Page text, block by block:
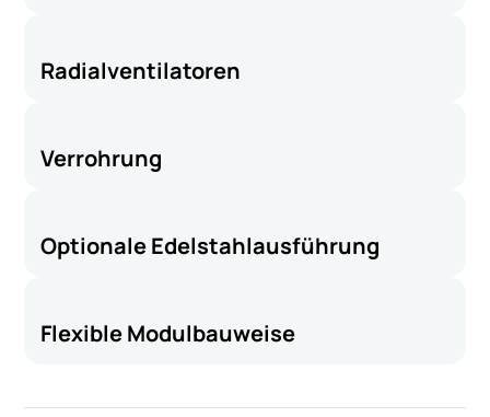
Radialventilatoren
Verrohrung
Optionale Edelstahlausführung
Flexible Modulbauweise